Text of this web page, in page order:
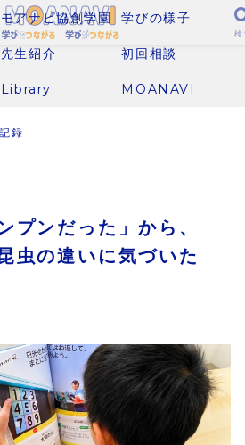
モアナビ協創学園 学びの様子
先生紹介 初回相談
Library MOANAVI
録
プンだった」から、
虫の違いに気づいた